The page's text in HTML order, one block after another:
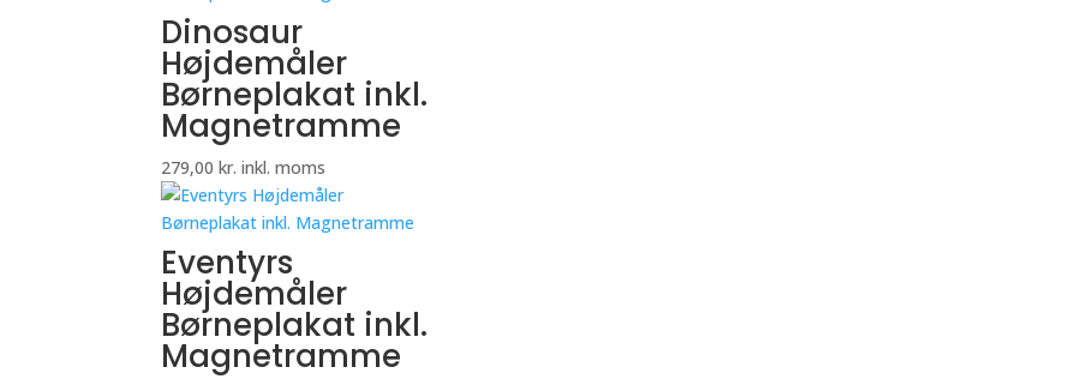
Dinosaur
Højdemåler
Børneplakat inkl.
Magnetramme
279,00kr. inkl. moms
Eventyrs
Højdemåler
Børneplakat inkl.
Magnetramme